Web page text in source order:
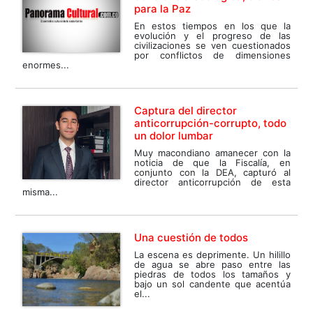
para la Paz
En estos tiempos en los que la
evolución y el progreso de las
civilizaciones se ven cuestionados
por conflictos de dimensiones
enormes...
Captura del director
anticorrupción-corrupto, todo
un dolor lumbar
Muy macondiano amanecer con la
noticia de que la Fiscalía, en
conjunto con la DEA, capturó al
director anticorrupción de esta
misma...
Una cuestión de todos
La escena es deprimente. Un hilillo
de agua se abre paso entre las
piedras de todos los tamaños y
bajo un sol candente que acentúa
el...